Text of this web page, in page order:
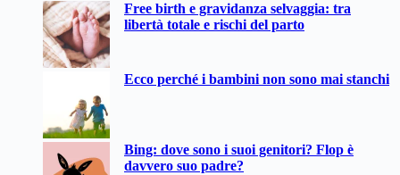
Free birth e gravidanza selvaggia: tra
libertà totale e rischi del parto
Ecco perché i bambini non sono mai stanchi
Bing: dove sono i suoi genitori? Flop è
davvero suo padre?